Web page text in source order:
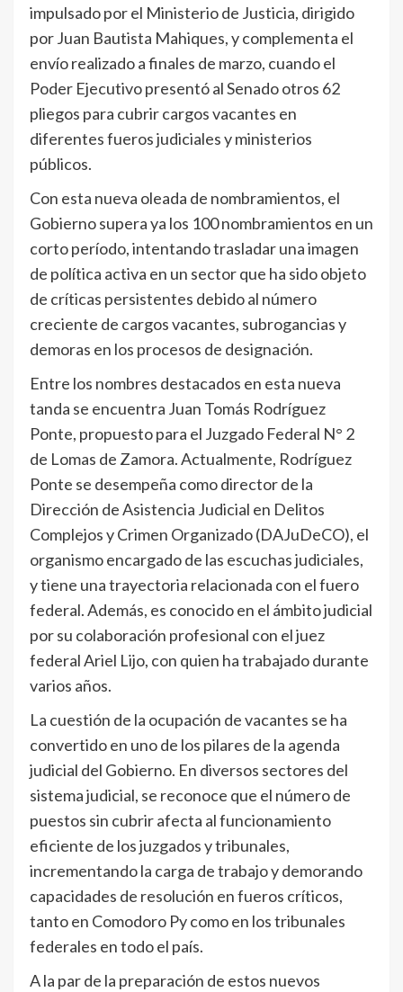
impulsado por el Ministerio de Justicia, dirigido
por Juan Bautista Mahiques, y complementa el
envío realizado a finales de marzo, cuando el
Poder Ejecutivo presentó al Senado otros 62
pliegos para cubrir cargos vacantes en
diferentes fueros judiciales y ministerios
públicos.
Con esta nueva oleada de nombramientos, el
Gobierno supera ya los 100 nombramientos en un
corto período, intentando trasladar una imagen
de política activa en un sector que ha sido objeto
de críticas persistentes debido al número
creciente de cargos vacantes, subrogancias y
demoras en los procesos de designación.
Entre los nombres destacados en esta nueva
tanda se encuentra Juan Tomás Rodríguez
Ponte, propuesto para el Juzgado Federal N° 2
de Lomas de Zamora. Actualmente, Rodríguez
Ponte se desempeña como director de la
Dirección de Asistencia Judicial en Delitos
Complejos y Crimen Organizado (DAJuDeCO), el
organismo encargado de las escuchas judiciales,
y tiene una trayectoria relacionada con el fuero
federal. Además, es conocido en el ámbito judicial
por su colaboración profesional con el juez
federal Ariel Lijo, con quien ha trabajado durante
varios años.
La cuestión de la ocupación de vacantes se ha
convertido en uno de los pilares de la agenda
judicial del Gobierno. En diversos sectores del
sistema judicial, se reconoce que el número de
puestos sin cubrir afecta al funcionamiento
eficiente de los juzgados y tribunales,
incrementando la carga de trabajo y demorando
capacidades de resolución en fueros críticos,
tanto en Comodoro Py como en los tribunales
federales en todo el país.
A la par de la preparación de estos nuevos